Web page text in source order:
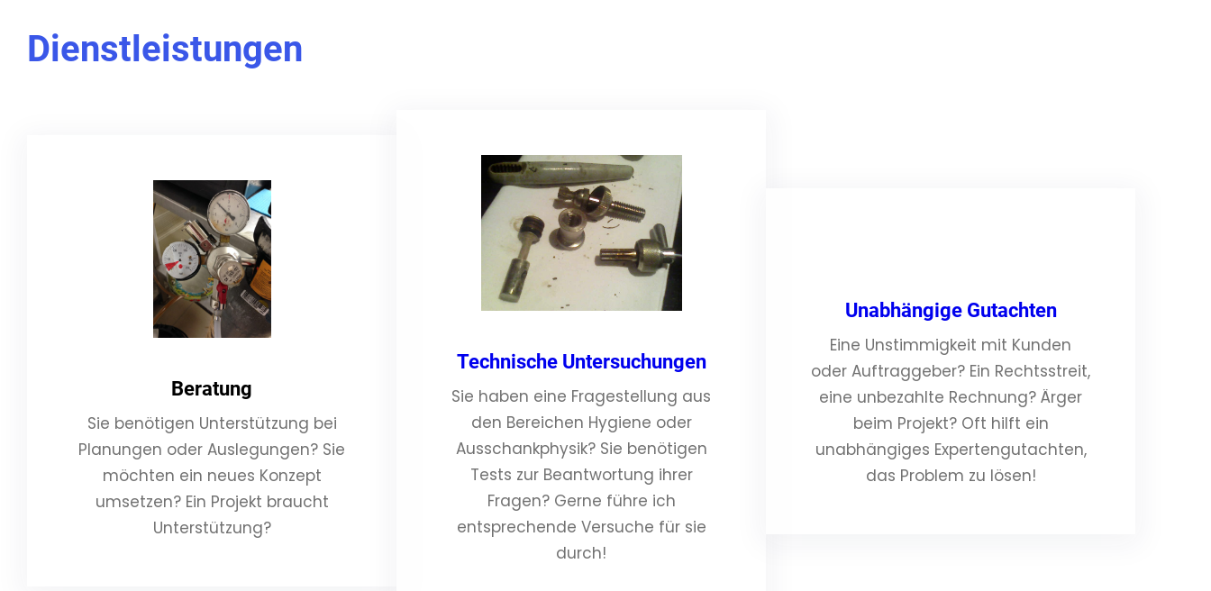
Dienstleistungen
Beratung
Sie benötigen Unterstützung bei
Planungen oder Auslegungen? Sie
möchten ein neues Konzept
umsetzen? Ein Projekt braucht
Unterstützung?
Technische Untersuchungen
Sie haben eine Fragestellung aus
den Bereichen Hygiene oder
Ausschankphysik? Sie benötigen
Tests zur Beantwortung ihrer
Fragen? Gerne führe ich
entsprechende Versuche für sie
durch!
Unabhängige Gutachten
Eine Unstimmigkeit mit Kunden
oder Auftraggeber? Ein Rechtsstreit,
eine unbezahlte Rechnung? Ärger
beim Projekt? Oft hilft ein
unabhängiges Expertengutachten,
das Problem zu lösen!